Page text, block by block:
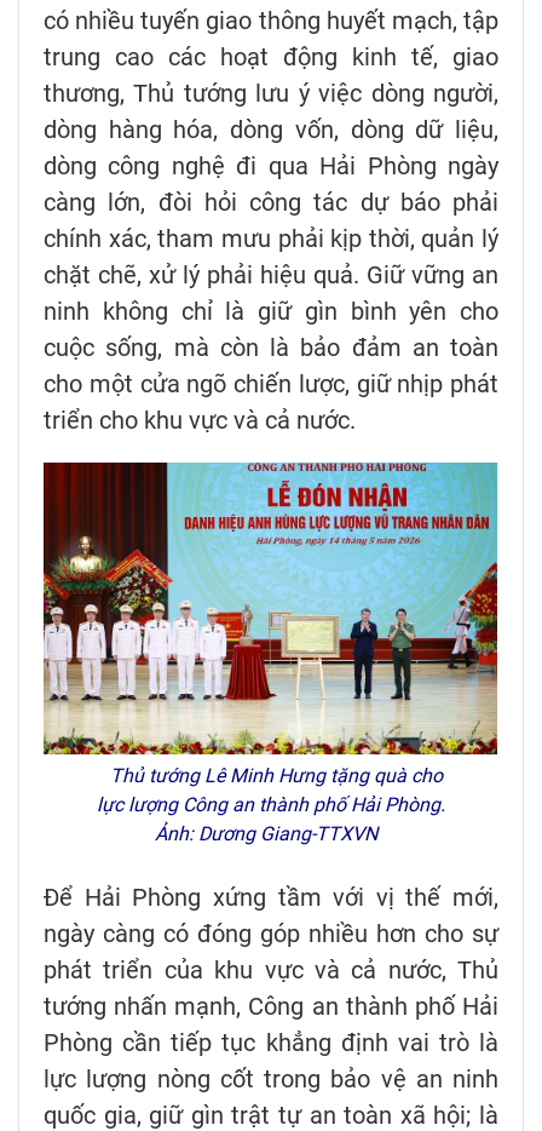
có nhiều tuyến giao thông huyết mạch, tập
trung cao các hoạt động kinh tế, giao
thương, Thủ tướng lưu ý việc dòng người,
dòng hàng hóa, dòng vốn, dòng dữ liệu,
dòng công nghệ đi qua Hải Phòng ngày
càng lớn, đòi hỏi công tác dự báo phải
chính xác, tham mưu phải kịp thời, quản lý
chặt chẽ, xử lý phải hiệu quả. Giữ vững an
ninh không chỉ là giữ gìn bình yên cho
cuộc sống, mà còn là bảo đảm an toàn
cho một cửa ngõ chiến lược, giữ nhịp phát
triển cho khu vực và cả nước.
Thủ tướng Lê Minh Hưng tặng quà cho
lực lượng Công an thành phố Hải Phòng.
Ảnh: Dương Giang-TTXVN
Để Hải Phòng xứng tầm với vị thế mới,
ngày càng có đóng góp nhiều hơn cho sự
phát triển của khu vực và cả nước, Thủ
tướng nhấn mạnh, Công an thành phố Hải
Phòng cần tiếp tục khẳng định vai trò là
lực lượng nòng cốt trong bảo vệ an ninh
quốc gia, giữ gìn trật tự an toàn xã hội; là